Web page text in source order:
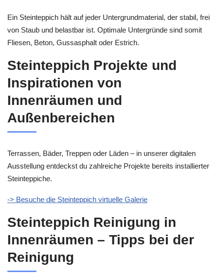
Ein Steinteppich hält auf jeder Untergrundmaterial, der stabil, frei
von Staub und belastbar ist. Optimale Untergründe sind somit
Fliesen, Beton, Gussasphalt oder Estrich.
Steinteppich Projekte und
Inspirationen von
Innenräumen und
Außenbereichen
Terrassen, Bäder, Treppen oder Läden – in unserer digitalen
Ausstellung entdeckst du zahlreiche Projekte bereits installierter
Steinteppiche.
-> Besuche die Steinteppich virtuelle Galerie
Steinteppich Reinigung in
Innenräumen – Tipps bei der
Reinigung